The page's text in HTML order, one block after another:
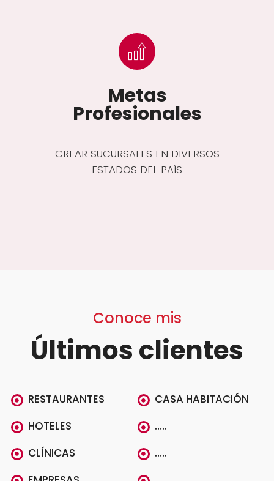
Metas
Profesionales
CREAR SUCURSALES EN DIVERSOS
ESTADOS DEL PAÍS
Conoce mis
Últimos clientes
RESTAURANTES
HOTELES
CLÍNICAS
CASA HABITACIÓN
…..
…..